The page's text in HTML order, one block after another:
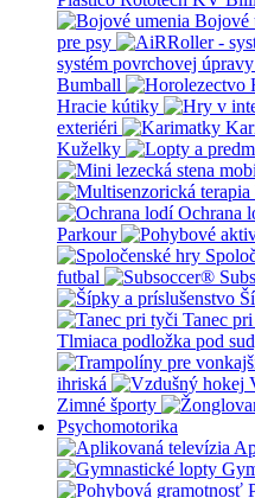
Bojové
pre psy
systém povrchovej úpravy
Bumball
Hracie kútiky
exteriéri
Kuželky
Ochrana
Parkour
futbal
Tanec
Tlmiaca podložka pod
ihriská
Zimné športy
Psychomotorika